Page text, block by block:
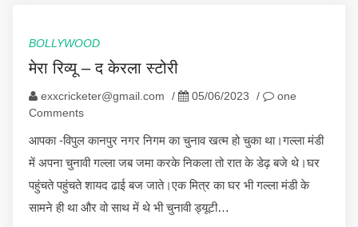
BOLLYWOOD
मेरा रिव्यू – द केरला स्टोरी
exxcricketer@gmail.com / 05/06/2023 /
one
Comments
आपका -विपुल कानपुर नगर निगम का चुनाव खत्म हो चुका था।गल्ला मंडी
में अपना चुनावी गल्ला जब जमा करके निकला तो रात के डेढ़ बजे थे।घर
पहुंचते पहुंचते शायद ढाई बज जाते।एक मित्र का घर भी गल्ला मंडी के
सामने ही था और वो साथ में थे भी चुनावी ड्यूटी…